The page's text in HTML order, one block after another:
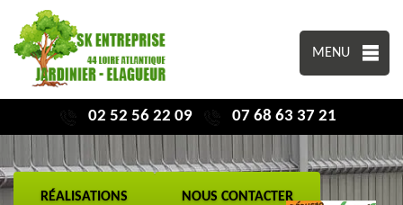
MENU
02 52 56 22 09 07 68 63 37 21
RÉALISATIONS NOUS CONTACTER